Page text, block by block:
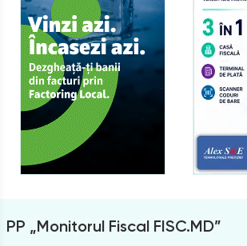
PP „Monitorul Fiscal FISC.MD”